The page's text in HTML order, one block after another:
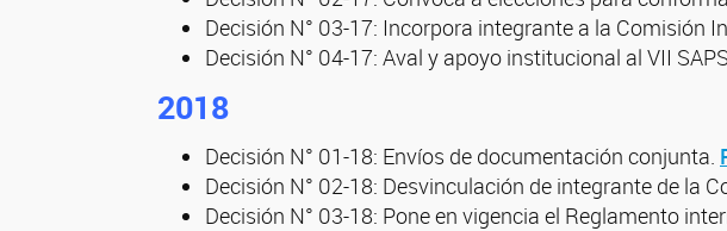
Decisión N° 03-17: Incorpora integrante a la Comisión
Decisión N° 04-17: Aval y apoyo institucional al VII
2018
Decisión N° 01-18: Envíos de documentación conjunta.
Decisión N° 02-18: Desvinculación de integrante de la
Decisión N° 03-18: Pone en vigencia el Reglamento